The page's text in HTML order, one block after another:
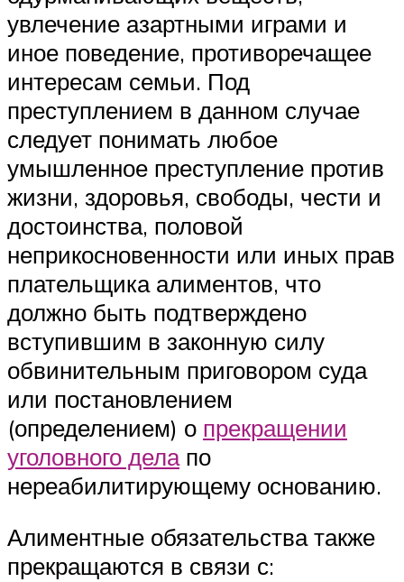
увлечение азартными играми и
иное поведение, противоречащее
интересам семьи. Под
преступлением в данном случае
следует понимать любое
умышленное преступление против
жизни, здоровья, свободы, чести и
достоинства, половой
неприкосновенности или иных прав
плательщика алиментов, что
должно быть подтверждено
вступившим в законную силу
обвинительным приговором суда
или постановлением
(определением) о прекращении
уголовного делапо
нереабилитирующему основанию.
Алиментные обязательства также
прекращаются в связи с: